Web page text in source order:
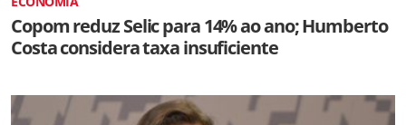
Copom reduz Selic para 14% ao ano; Humberto
Costa considera taxa insuficiente